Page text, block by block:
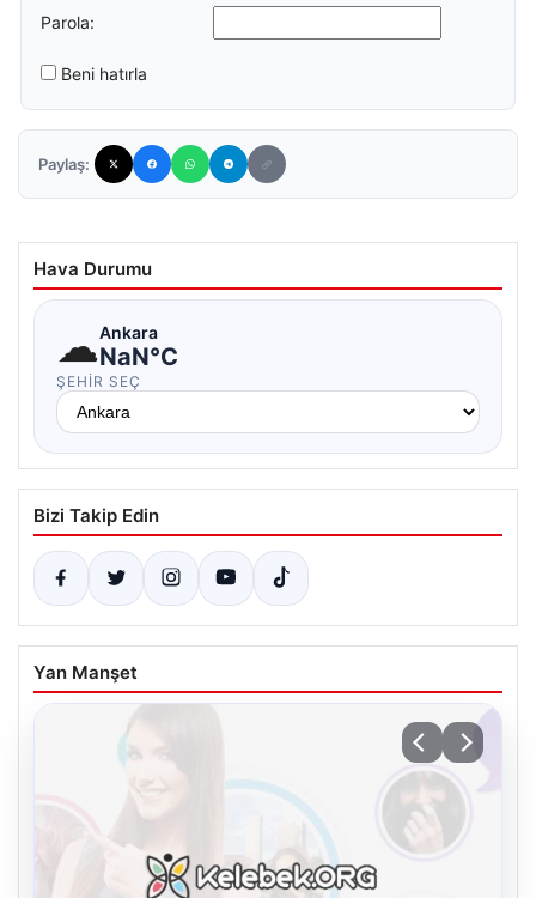
Parola:
Beni hatırla
Paylaş:
Hava Durumu
☁Ankara
NaN°C
ŞEHIR SEÇ
Bizi Takip Edin
Yan Manşet